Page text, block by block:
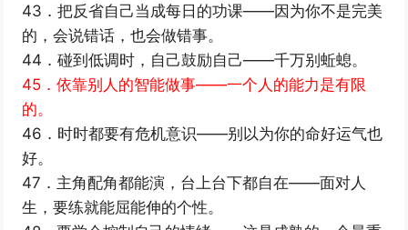
43．把反省自己当成每日的功课——因为你不是完美
的，会说错话，也会做错事。
44．碰到低调时，自己鼓励自己——千万别蚯螅。
45．依靠别人的智能做事——一个人的能力是有限
的。
46．时时都要有危机意识——别以为你的命好运气也
好。
47．主角配角都能演，台上台下都自在——面对人
生，要练就能屈能伸的个性。